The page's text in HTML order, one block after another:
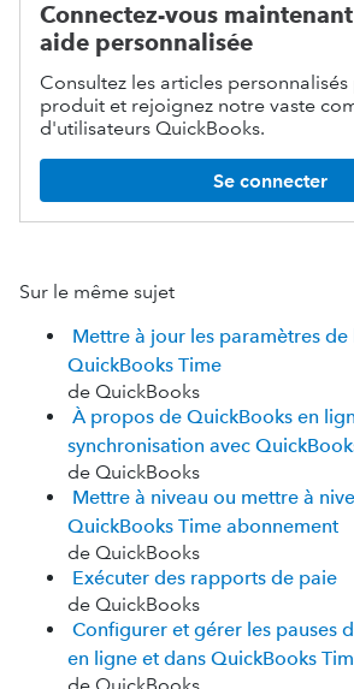
Connectez-vous
aide personnalisée
Consultez les articles
produit et rejoignez notre vaste
d'utilisateurs QuickBooks.
Se connecter
Sur le même sujet
Mettre à jour les paramètres de
QuickBooks Time
de QuickBooks
À propos de QuickBooks en
synchronisation avec
de QuickBooks
Mettre à niveau ou mettre à
QuickBooks Time abonnement
de QuickBooks
Exécuter des rapports de paie
de QuickBooks
Configurer et gérer les pauses
en ligne et dans QuickBooks